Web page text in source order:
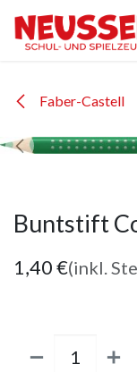
Faber-Castell
Buntstift
1,40€(inkl.